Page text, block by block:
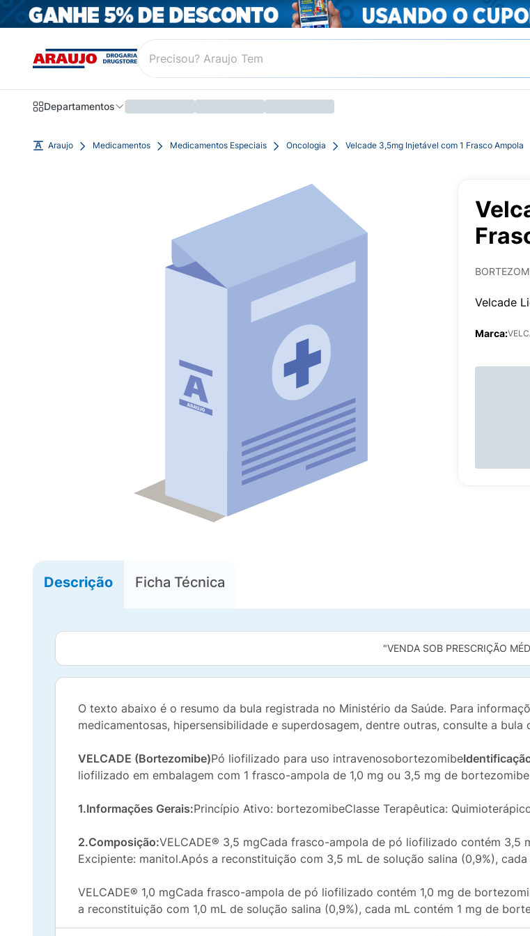
Departamentos
Araujo Medicamentos Medicamentos Especiais Oncologia Velcade 3,5mg Injetável com 1 Frasco Ampola
Velcade
Marca:
Descrição Ficha Técnica
"VENDA SOB PRESCRIÇÃO
O texto abaixo é o resumo da bula registrada no Ministério da Saúde. Para
medicamentosas, hipersensibilidade e superdosagem, dentre outras, consulte a
VELCADE (Bortezomibe)Pó liofilizado para uso intravenosobortezomibe
liofilizado em embalagem com 1 frasco-ampola de 1,0 mg ou 3,5 mg de
1.Informações Gerais:Princípio Ativo: bortezomibeClasse Terapêutica:
2.Composição:VELCADE® 3,5 mgCada frasco-ampola de pó liofilizado contém
Excipiente: manitol.Após a reconstituição com 3,5 mL de solução salina (0,9%),
VELCADE® 1,0 mgCada frasco-ampola de pó liofilizado contém 1,0 mg de
a reconstituição com 1,0 mL de solução salina (0,9%), cada mL contém 1 mg de